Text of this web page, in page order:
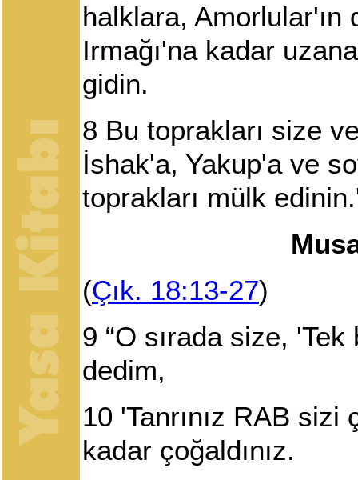
halklara, Amorlular'ın
Irmağı'na kadar
gidin.
8 Bu toprakları size
İshak'a, Yakup'a ve
toprakları mülk
(Çık. 18:13-27)
9 “O sırada size,
dedim,
10 'Tanrınız RAB sizi
kadar çoğaldınız.